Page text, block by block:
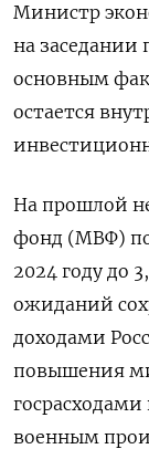
Министр
на заседании
основным
остается
На прошлой
фонд (МВФ)
2024 году до
ожиданий
доходами
повышения
военным